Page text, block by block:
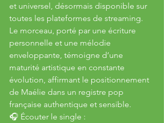
et universel, désormais disponible sur
toutes les plateformes de streaming.
Le morceau, porté par une écriture
personnelle et une mélodie
enveloppante, témoigne d’une
maturité artistique en constante
évolution, affirmant le positionnement
de Maélie dans un registre pop
française authentique et sensible.
🎧 Écouter le single :